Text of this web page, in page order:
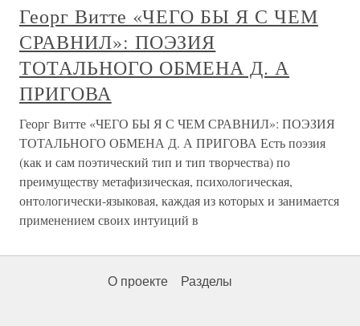
Георг Витте «ЧЕГО БЫ Я С ЧЕМ
СРАВНИЛ»: ПОЭЗИЯ
ТОТАЛЬНОГО ОБМЕНА Д. А
ПРИГОВА
Георг Витте «ЧЕГО БЫ Я С ЧЕМ СРАВНИЛ»: ПОЭЗИЯ
ТОТАЛЬНОГО ОБМЕНА Д. А ПРИГОВА Есть поэзия
(как и сам поэтический тип и тип творчества) по
преимуществу метафизическая, психологическая,
онтологически-языковая, каждая из которых и занимается
применением своих интуиций в
О проекте Разделы